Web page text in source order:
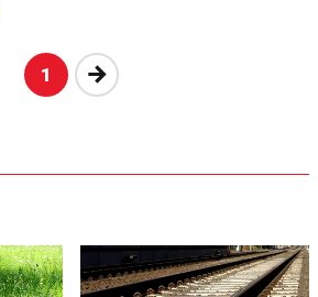
1 Nākošā